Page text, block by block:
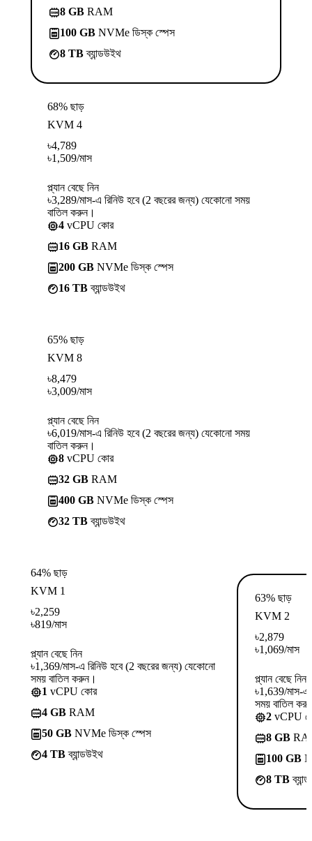
8 GB RAM
100 GB NVMe ডিস্ক স্পেস
8 TBব্যান্ডউইথ
68% ছাড়
KVM 4
৳4,789
৳1,509/মাস
প্ল্যান বেছে নিন
৳3,289/মাস-এ রিনিউ হবে (2 বছরের জন্য) যেকোনো সময়
বাতিল করুন।
4 vCPU কোর
16 GB RAM
200 GB NVMe ডিস্ক স্পেস
16 TBব্যান্ডউইথ
65% ছাড়
KVM 8
৳8,479
৳3,009/মাস
প্ল্যান বেছে নিন
৳6,019/মাস-এ রিনিউ হবে (2 বছরের জন্য) যেকোনো সময়
বাতিল করুন।
8 vCPU কোর
32 GB RAM
400 GB NVMe ডিস্ক স্পেস
32 TBব্যান্ডউইথ
64% ছাড়
KVM 1
৳2,259
৳819/মাস
প্ল্যান বেছে নিন
৳1,369/মাস-এ রিনিউ হবে (2 বছরের জন্য) যেকোনো
সময় বাতিল করুন।
1 vCPU কোর
4 GB RAM
50 GB NVMe ডিস্ক স্পেস
4 TBব্যান্ডউইথ
63% ছাড়
KVM 2
৳2,879
৳1,069/মাস
প্ল্যান বেছে নিন
৳1,639/মাস-এ
সময় বাতিল
2 vCPU
8 GB
100 GB
8 TB